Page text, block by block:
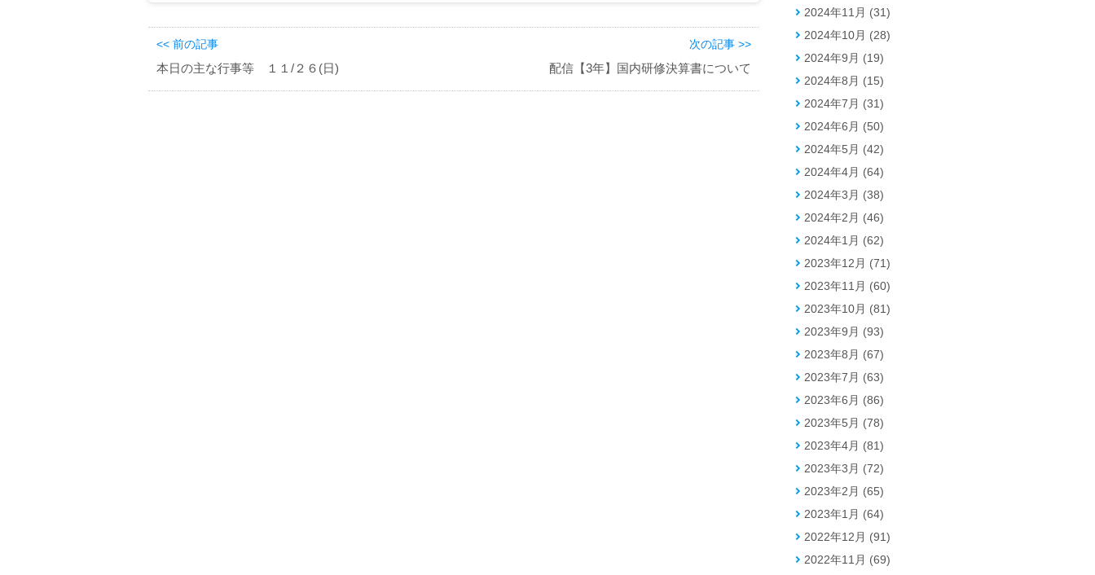
<< 前の記事
本日の主な行事等 １１/２６(日)
次の記事 >>
配信【3年】国内研修決算書について
2024年11月 (31)
2024年10月 (28)
2024年9月 (19)
2024年8月 (15)
2024年7月 (31)
2024年6月 (50)
2024年5月 (42)
2024年4月 (64)
2024年3月 (38)
2024年2月 (46)
2024年1月 (62)
2023年12月 (71)
2023年11月 (60)
2023年10月 (81)
2023年9月 (93)
2023年8月 (67)
2023年7月 (63)
2023年6月 (86)
2023年5月 (78)
2023年4月 (81)
2023年3月 (72)
2023年2月 (65)
2023年1月 (64)
2022年12月 (91)
2022年11月 (69)